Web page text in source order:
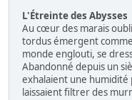
L'Étreinte des Abysses
Au cœur des marais
tordus émergent
monde englouti, se
Abandonné depuis un
exhalaient une
laissaient filtrer des